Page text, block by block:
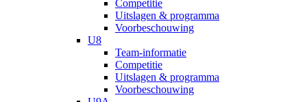
Competitie
Uitslagen & programma
Voorbeschouwing
U8
Team-informatie
Competitie
Uitslagen & programma
Voorbeschouwing